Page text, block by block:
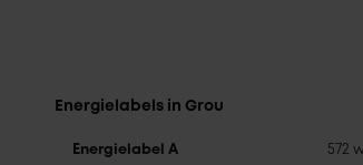
Energielabels in Grou
Energielabel A 572